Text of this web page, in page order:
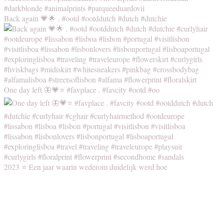
Back again 💗🌟 . #ootd #ootddutch #dutch #dutchie
One day left 🦋💗⭐️ #favplace . #favcity #ootd #oo
2023 ⭐️ Een jaar waarin wederom duidelijk werd hoe